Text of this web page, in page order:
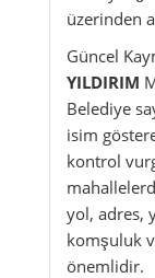
üzerinden
Güncel
YILDIRIM
Belediye
isim
kontrol
yol, adres,
komşuluk
önemlidir.